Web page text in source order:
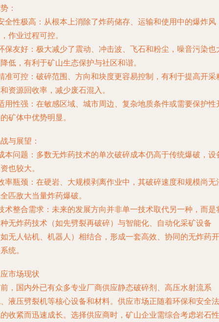
：
全性极高 ：从根本上消除了炸药储存、运输和使用中的爆炸风
作业过程可控。
保友好 ：极大减少了震动、冲击波、飞石和粉尘，噪音污染也
低，有利于矿山生态保护与社区和谐。
准可控 ：破碎范围、方向和块度更容易控制，有利于提高开采
资源回收率，减少废石混入。
用性强 ：在敏感区域、城市周边、复杂地质条件或需要保护性
矿体中优势明显。
与展望 ：
本问题 ：多数无炸药技术的单次破碎成本仍高于传统爆破，设
也较大。
率瓶颈 ：在硬岩、大规模剥离作业中，其破碎速度和规模尚无
匹敌大当量炸药爆破。
术整合需求 ：未来的发展方向并非单一技术取代另一种，而是
无炸药技术（如先劈裂再破碎）与智能化、自动化采矿设备
无人钻机、机器人）相结合，形成一套高效、协同的无炸药开
统。
市场现状
，国内外已有众多专业厂商供应静态破碎剂、高压水射流系
液压劈裂机等核心设备和材料。供应市场正随着环保和安全法
收紧而迅速成长。选择供应商时，矿山企业需综合考虑岩石性